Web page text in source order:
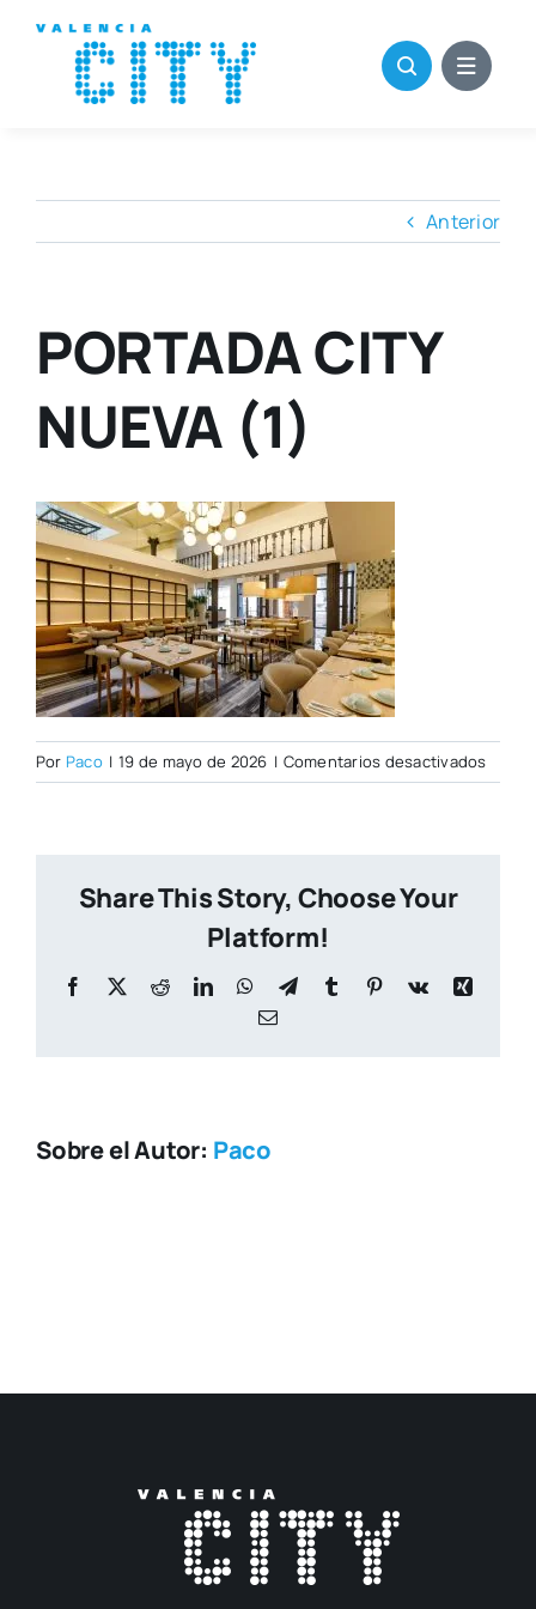
contenido
Anterior
PORTADA CITY
NUEVA (1)
Por Paco | 19 de mayo de 2026 | Comentarios desactivadosen
Share This Story, Choose Your
Platform!
Facebook
X RedditLinkedInWhatsApp
TelegramTumblr Pinterest
Vk
Xing
Correo
Sobre el Autor: Paco